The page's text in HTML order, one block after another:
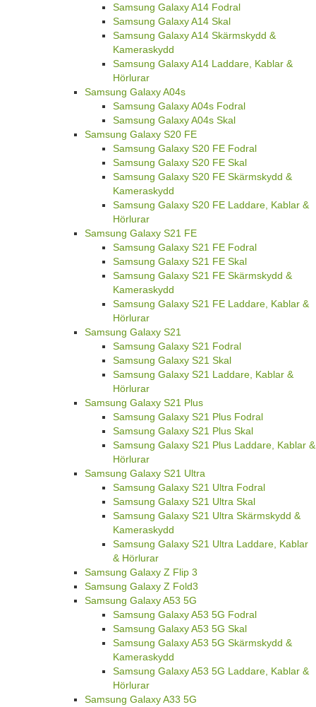
Samsung Galaxy A14 Fodral
Samsung Galaxy A14 Skal
Samsung Galaxy A14 Skärmskydd &
Kameraskydd
Samsung Galaxy A14 Laddare, Kablar &
Hörlurar
Samsung Galaxy A04s
Samsung Galaxy A04s Fodral
Samsung Galaxy A04s Skal
Samsung Galaxy S20 FE
Samsung Galaxy S20 FE Fodral
Samsung Galaxy S20 FE Skal
Samsung Galaxy S20 FE Skärmskydd &
Kameraskydd
Samsung Galaxy S20 FE Laddare, Kablar &
Hörlurar
Samsung Galaxy S21 FE
Samsung Galaxy S21 FE Fodral
Samsung Galaxy S21 FE Skal
Samsung Galaxy S21 FE Skärmskydd &
Kameraskydd
Samsung Galaxy S21 FE Laddare, Kablar &
Hörlurar
Samsung Galaxy S21
Samsung Galaxy S21 Fodral
Samsung Galaxy S21 Skal
Samsung Galaxy S21 Laddare, Kablar &
Hörlurar
Samsung Galaxy S21 Plus
Samsung Galaxy S21 Plus Fodral
Samsung Galaxy S21 Plus Skal
Samsung Galaxy S21 Plus Laddare, Kablar &
Hörlurar
Samsung Galaxy S21 Ultra
Samsung Galaxy S21 Ultra Fodral
Samsung Galaxy S21 Ultra Skal
Samsung Galaxy S21 Ultra Skärmskydd &
Kameraskydd
Samsung Galaxy S21 Ultra Laddare, Kablar
& Hörlurar
Samsung Galaxy Z Flip 3
Samsung Galaxy Z Fold3
Samsung Galaxy A53 5G
Samsung Galaxy A53 5G Fodral
Samsung Galaxy A53 5G Skal
Samsung Galaxy A53 5G Skärmskydd &
Kameraskydd
Samsung Galaxy A53 5G Laddare, Kablar &
Hörlurar
Samsung Galaxy A33 5G